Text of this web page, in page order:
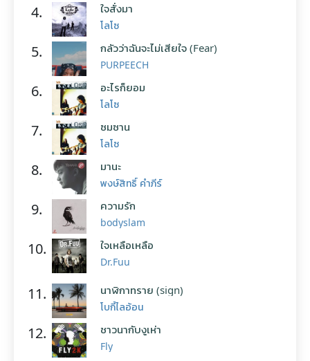
4. ใจสั่งมา
โลโซ
5. กลัวว่าฉันจะไม่เสียใจ (Fear)
PURPEECH
6. อะไรก็ยอม
โลโซ
7. ซมซาน
โลโซ
8. มานะ
พงษ์สิทธิ์ คำภีร์
9. ความรัก
bodyslam
10. ใจเหลือเหลือ
Dr.Fuu
11. นาฬิกาทราย (sign)
โบกี้ไลอ้อน
12. ชาวนากับงูเห่า
Fly